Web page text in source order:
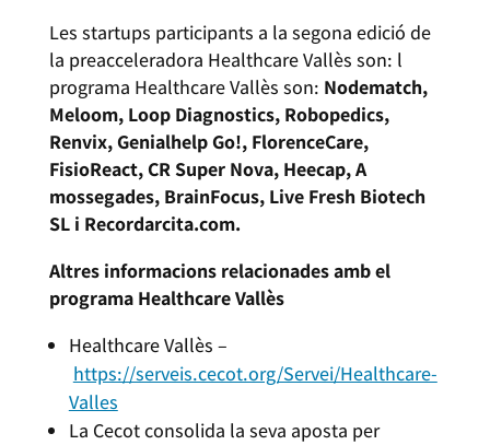
Les startups participants a la segona edició de
la preacceleradora Healthcare Vallès son: l
programa Healthcare Vallès son: Nodematch,
Meloom, Loop Diagnostics, Robopedics,
Renvix, Genialhelp Go!, FlorenceCare,
FisioReact, CR Super Nova, Heecap, A
mossegades, BrainFocus, Live Fresh Biotech
SL i Recordarcita.com.
Altres informacions relacionades amb el
programa Healthcare Vallès
Healthcare Vallès –
https://serveis.cecot.org/Servei/Healthcare-
Valles
La Cecot consolida la seva aposta per